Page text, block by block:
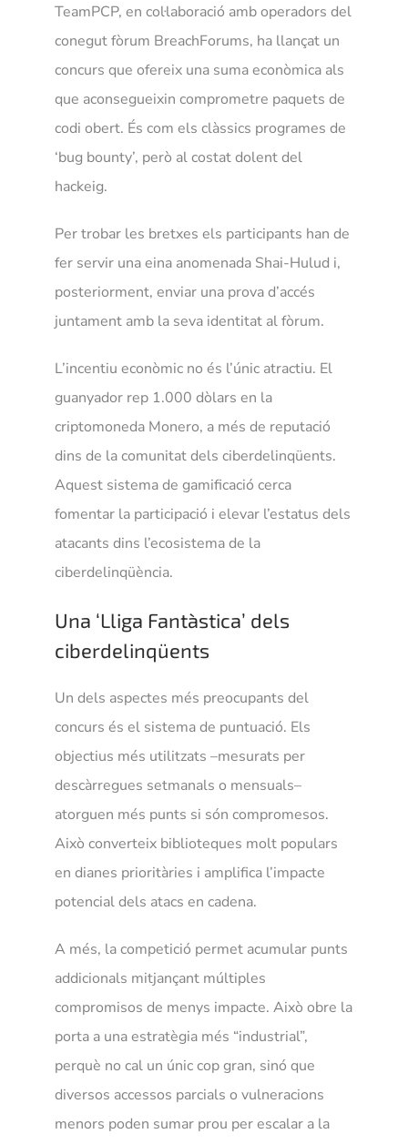
TeamPCP, en col·laboració amb operadors del
conegut fòrum BreachForums, ha llançat un
concurs que ofereix una suma econòmica als
que aconsegueixin comprometre paquets de
codi obert. És com els clàssics programes de
‘bug bounty’, però al costat dolent del
hackeig.
Per trobar les bretxes els participants han de
fer servir una eina anomenada Shai-Hulud i,
posteriorment, enviar una prova d’accés
juntament amb la seva identitat al fòrum.
L’incentiu econòmic no és l’únic atractiu. El
guanyador rep 1.000 dòlars en la
criptomoneda Monero, a més de reputació
dins de la comunitat dels ciberdelinqüents.
Aquest sistema de gamificació cerca
fomentar la participació i elevar l’estatus dels
atacants dins l’ecosistema de la
ciberdelinqüència.
Una ‘Lliga Fantàstica’ dels
ciberdelinqüents
Un dels aspectes més preocupants del
concurs és el sistema de puntuació. Els
objectius més utilitzats –mesurats per
descàrregues setmanals o mensuals–
atorguen més punts si són compromesos.
Això converteix biblioteques molt populars
en dianes prioritàries i amplifica l’impacte
potencial dels atacs en cadena.
A més, la competició permet acumular punts
addicionals mitjançant múltiples
compromisos de menys impacte. Això obre la
porta a una estratègia més “industrial”,
perquè no cal un únic cop gran, sinó que
diversos accessos parcials o vulneracions
menors poden sumar prou per escalar a la